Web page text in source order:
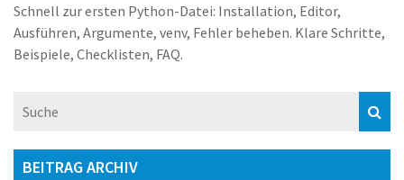
Schnell zur ersten Python-Datei: Installation, Editor,
Ausführen, Argumente, venv, Fehler beheben. Klare Schritte,
Beispiele, Checklisten, FAQ.
BEITRAG ARCHIV